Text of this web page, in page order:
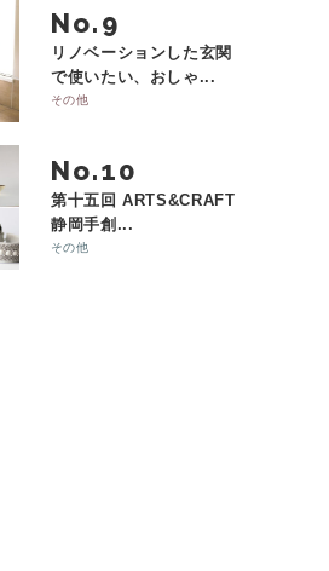
No.
リノベーションした玄関
で使いたい、おしゃ...
その他
No.
第十五回 ARTS&CRAFT
静岡手創...
その他